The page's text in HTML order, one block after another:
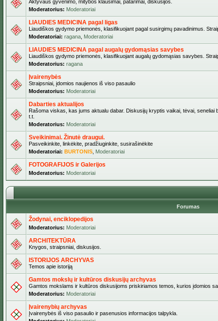
Aktyvaus gyvenimo, mitybos klausimai, patarimai, diskusijos.
Moderatorius: Moderatoriai
LIAUDIES MEDICINA pagal ligas
Liaudiškos gydymo priemonės, klasifikuojant pagal susirgimų pavadinimus.
Moderatoriai: ragana Moderatoriai
LIAUDIES MEDICINA pagal augalų gydomąsias savybes
Liaudiškos gydymo priemonės, klasifikuojant augalų gydomąsias savybes.
Moderatorius: ragana
Įvairenybės
Straipsniai, įdomios naujienos iš viso pasaulio
Moderatorius: Moderatoriai
Dabarties aktualijos
Rašoma viskas, kas jums aktualu dabar. Diskusijų kryptis vaikai, tėvai, seneliai
t.t.
Moderatorius: Moderatoriai
Sveikinimai. Žinutė draugui.
Pasveikinkite, linkėkite, pradžiuginkite, susirašinėkite
Moderatoriai: BURTONIS Moderatoriai
FOTOGRAFIJOS ir Galerijos
Moderatorius: Moderatoriai
Forumas
Žodynai, enciklopedijos
Moderatorius: Moderatoriai
ARCHITEKTŪRA
Knygos, straipsniai, diskusijos.
ISTORIJOS ARCHYVAS
Temos apie istoriją
Gamtos mokslų ir kultūros diskusijų archyvas
Gamtos mokslams ir kultūros diskusijoms priskiriamos temos, kurios įdomios
Moderatorius: Moderatoriai
Įvairenybių archyvas
Įvairenybės iš viso pasaulio ir pasenusios informacijos talpykla.